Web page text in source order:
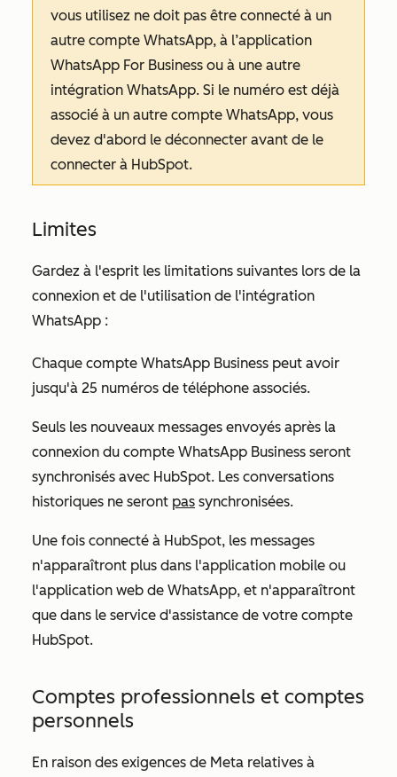
vous utilisez ne doit pas être connecté à un
autre compte WhatsApp, à l’application
WhatsApp For Business ou à une autre
intégration WhatsApp. Si le numéro est déjà
associé à un autre compte WhatsApp, vous
devez d'abord le déconnecter avant de le
connecter à HubSpot.
Limites
Gardez à l'esprit les limitations suivantes lors de la
connexion et de l'utilisation de l'intégration
WhatsApp :
Chaque compte WhatsApp Business peut avoir
jusqu'à 25 numéros de téléphone associés.
Seuls les nouveaux messages envoyés après la
connexion du compte WhatsApp Business seront
synchronisés avec HubSpot. Les conversations
historiques ne seront pas synchronisées.
Une fois connecté à HubSpot, les messages
n'apparaîtront plus dans l'application mobile ou
l'application web de WhatsApp, et n'apparaîtront
que dans le service d'assistance de votre compte
HubSpot.
Comptes professionnels et comptes
personnels
En raison des exigences de Meta relatives à